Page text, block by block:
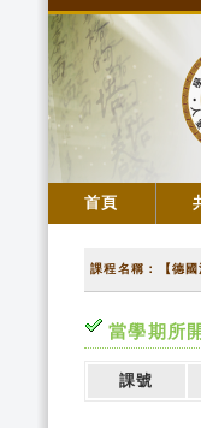
首頁
課程名稱：【德國
當學期所
課號